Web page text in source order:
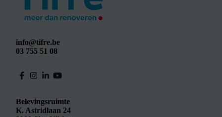
info@tifre.be
03 755 51 08
Belevingsruimte
K. Astridlaan 24